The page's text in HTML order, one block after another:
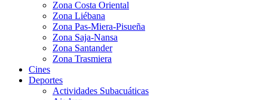
Zona Costa Oriental
Zona Liébana
Zona Pas-Miera-Pisueña
Zona Saja-Nansa
Zona Santander
Zona Trasmiera
Cines
Deportes
Actividades Subacuáticas